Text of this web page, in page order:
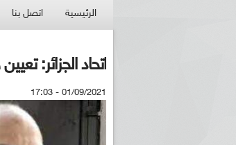
الرئيسية اتصل بنا
اتحاد الجزائر:
01/09/2021 - 17:03